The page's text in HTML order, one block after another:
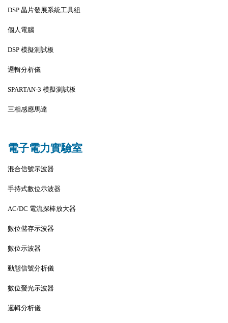
DSP 晶片發展系統工具組
個人電腦
DSP 模擬測試板
邏輯分析儀
SPARTAN-3 模擬測試板
三相感應馬達
電子電力實驗室
混合信號示波器
手持式數位示波器
AC/DC 電流探棒放大器
數位儲存示波器
數位示波器
動態信號分析儀
數位螢光示波器
邏輯分析儀